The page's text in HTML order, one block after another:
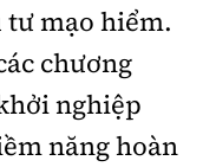
tư mạo hiểm.
chương
nghiệp
năng hoàn